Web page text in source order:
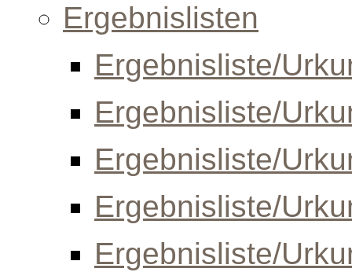
Ergebnislisten
Ergebnisliste/
Ergebnisliste/
Ergebnisliste/
Ergebnisliste/
Ergebnisliste/